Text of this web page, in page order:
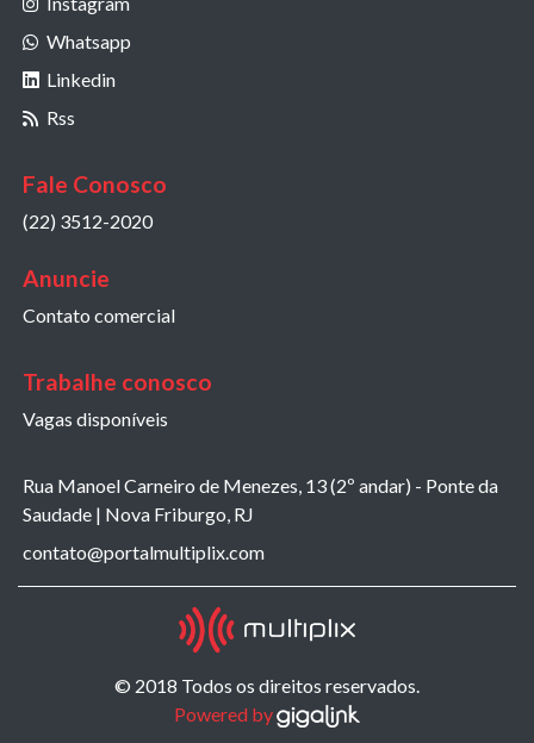
Whatsapp
Linkedin
Rss
Fale Conosco
(22) 3512-2020
Anuncie
Contato comercial
Trabalhe conosco
Vagas disponíveis
Rua Manoel Carneiro de Menezes, 13 (2º andar) - Ponte da
Saudade | Nova Friburgo, RJ
contato@portalmultiplix.com
© 2018 Todos os direitos reservados.
Powered by